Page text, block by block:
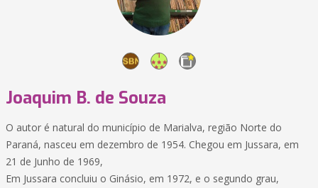
Joaquim B. de Souza
O autor é natural do município de Marialva, região Norte do
Paraná, nasceu em dezembro de 1954. Chegou em Jussara, em
21 de Junho de 1969,
Em Jussara concluiu o Ginásio, em 1972, e o segundo grau,